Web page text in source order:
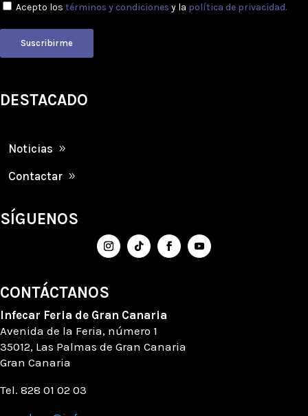
Acepto los términos y condiciones y la política de privacidad.
Suscribirme
DESTACADO
Noticias
Contactar
SÍGUENOS
CONTÁCTANOS
Infecar Feria de Gran Canaria
Avenida de la Feria, número 1
35012, Las Palmas de Gran Canaria
Gran Canaria
Tel. 828 01 02 03